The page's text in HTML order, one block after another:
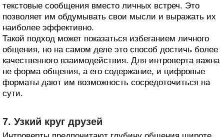
текстовые сообщения вместо личных встреч. Это
позволяет им обдумывать свои мысли и выражать их
наиболее эффективно.
Такой подход может показаться избеганием личного
общения, но на самом деле это способ достичь более
качественного взаимодействия. Для интроверта важна
не форма общения, а его содержание, и цифровые
форматы дают им возможность сосредоточиться на
сути.
7. Узкий круг друзей